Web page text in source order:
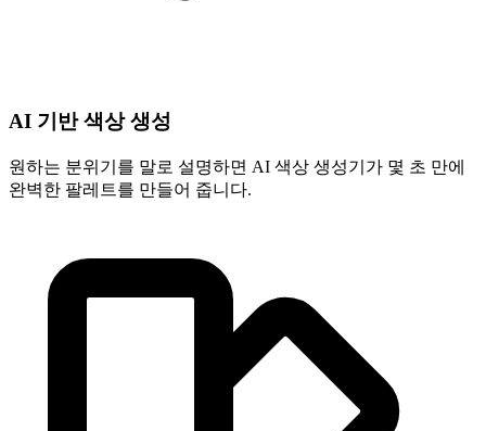
AI 기반 색상 생성
원하는 분위기를 말로 설명하면 AI 색상 생성기가 몇 초 만에
완벽한 팔레트를 만들어 줍니다.